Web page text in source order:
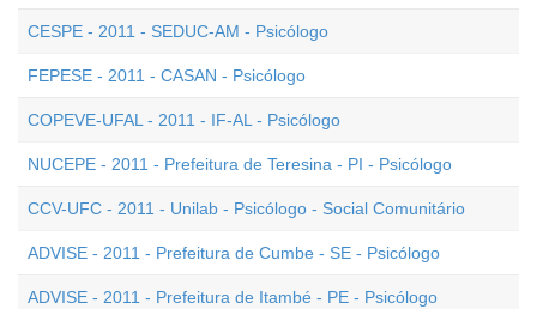
CESPE - 2011 - SEDUC-AM - Psicólogo
FEPESE - 2011 - CASAN - Psicólogo
COPEVE-UFAL - 2011 - IF-AL - Psicólogo
NUCEPE - 2011 - Prefeitura de Teresina - PI - Psicólogo
CCV-UFC - 2011 - Unilab - Psicólogo - Social Comunitário
ADVISE - 2011 - Prefeitura de Cumbe - SE - Psicólogo
ADVISE - 2011 - Prefeitura de Itambé - PE - Psicólogo